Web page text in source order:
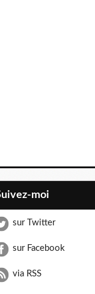
Suivez-moi
sur Twitter
sur Facebook
via RSS